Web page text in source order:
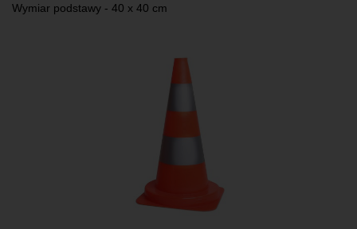
Wymiar podstawy - 40 x 40 cm